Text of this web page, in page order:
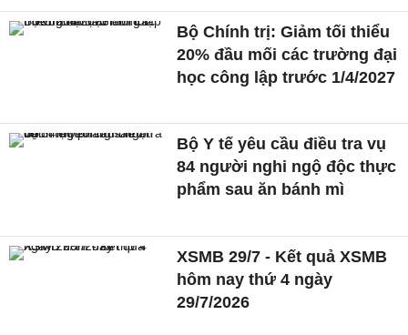
Bộ Chính trị: Giảm tối thiểu
20% đầu mối các trường đại
học công lập trước 1/4/2027
Bộ Y tế yêu cầu điều tra vụ
84 người nghi ngộ độc thực
phẩm sau ăn bánh mì
XSMB 29/7 - Kết quả XSMB
hôm nay thứ 4 ngày
29/7/2026